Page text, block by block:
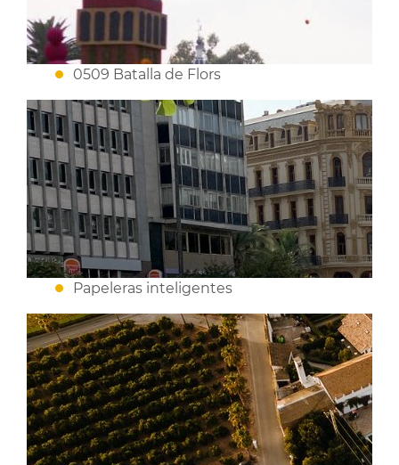
0509 Batalla de Flors
Papeleras inteligentes